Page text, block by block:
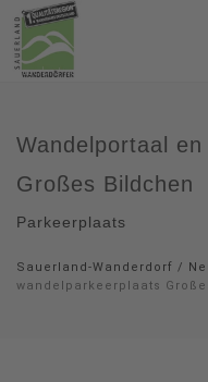
Wandelportaal
Großes Bildchen
Parkeerplaats
Sauerland-Wanderdorf /
wandelparkeerplaats